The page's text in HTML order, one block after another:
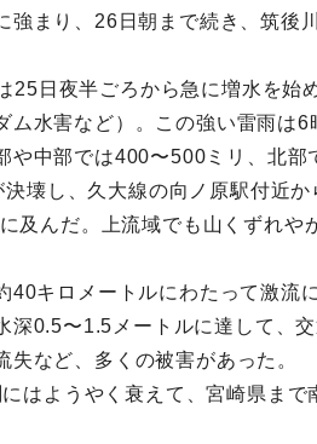
まり、26日朝まで続き、筑後
日夜半ごろから急に増水を始
水害など）。この強い雷雨は6
中部では400〜500ミリ、北部
壊し、久大線の向ノ原駅付近か
及んだ。上流域でも山くずれや
キロメートルにわたって激流
深0.5〜1.5メートルに達して、
など、多くの被害があった。
はようやく衰えて、宮崎県まで